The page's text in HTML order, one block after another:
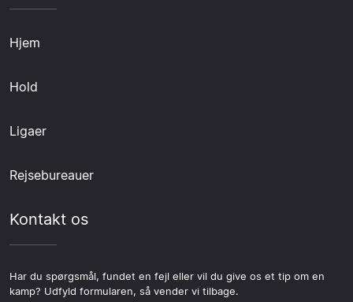
Hjem
Hold
Ligaer
Rejsebureauer
Kontakt os
Har du spørgsmål, fundet en fejl eller vil du give os et tip om en
kamp? Udfyld formularen, så vender vi tilbage.